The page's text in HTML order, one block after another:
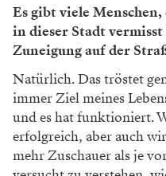
Es gibt viele
in dieser Stadt vermisst
Zuneigung auf der
Natürlich. Das tröstet
immer Ziel meines
undes hat funktioniert.
erfolgreich, aber auch
mehr Zuschauer als je